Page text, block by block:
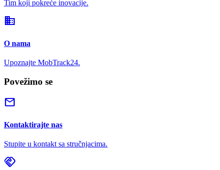
Tim koji pokreće inovacije.
domain
O nama
Upoznajte MobTrack24.
Povežimo se
mail
Kontaktirajte nas
Stupite u kontakt sa stručnjacima.
handshake